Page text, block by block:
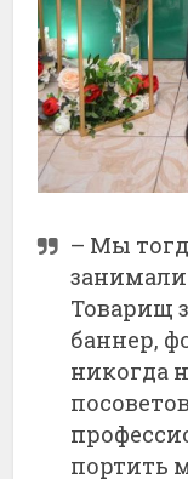
– Мы
Товарищ
баннер,
никогда
портить